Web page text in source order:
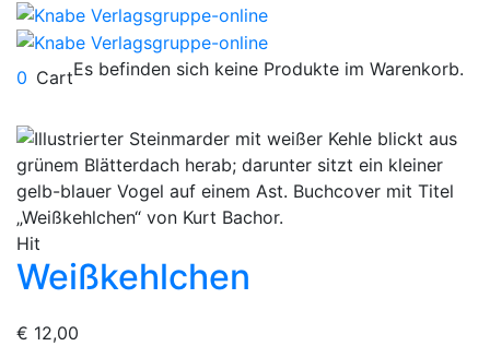
0 CartEs befinden sich keine Produkte im Warenkorb.
Hit
Weißkehlchen
€ 12,00